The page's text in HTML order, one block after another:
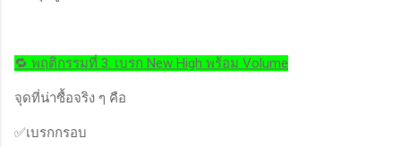
🔁 พฤติกรรมที่ 3: เบรก New High พร้อม Volume
จุดที่น่าซื้อจริง ๆ คือ
✅เบรกกรอบ